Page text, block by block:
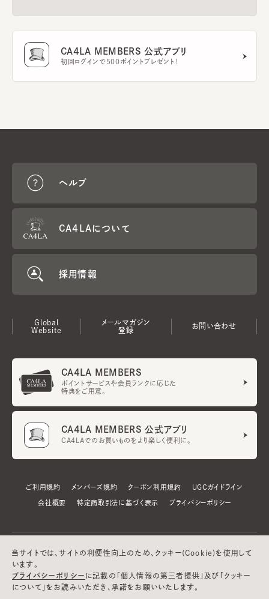
CA4LA MEMBERS 公式アプリ
初回ログインで500ポイントプレゼント！
ヘルプ
CA4LAについて
採用情報
Global
Website
メールマガジン
登録
お問い合わせ
CA4LA MEMBERS
ポイントサービスや会員ランクに応じた
特典をご用意。
CA4LA MEMBERS 公式アプリ
CA4LAでのお買いものをより楽しく便利に。
ご利用規約 メンバーズ規約 クーポン利用規約 UGCガイドライン
会社概要 特定商取引法に基づく表示 プライバシーポリシー
当サイトでは、サイトの利便性向上のため、クッキー(Cookie)を使用して
います。
プライバシーポリシー に記載の「個人情報の第三者提供」及び「クッキー
について」をお読みいただき、承諾をお願いいたします。